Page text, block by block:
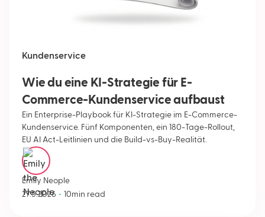
Kundenservice
Wie du eine KI-Strategie für E-
Commerce-Kundenservice aufbaust
Ein Enterprise-Playbook für KI-Strategie im E-Commerce-
Kundenservice. Fünf Komponenten, ein 180-Tage-Rollout,
EU AI Act-Leitlinien und die Build-vs-Buy-Realität.
Emily Neople
27.5.2026 • 10min read